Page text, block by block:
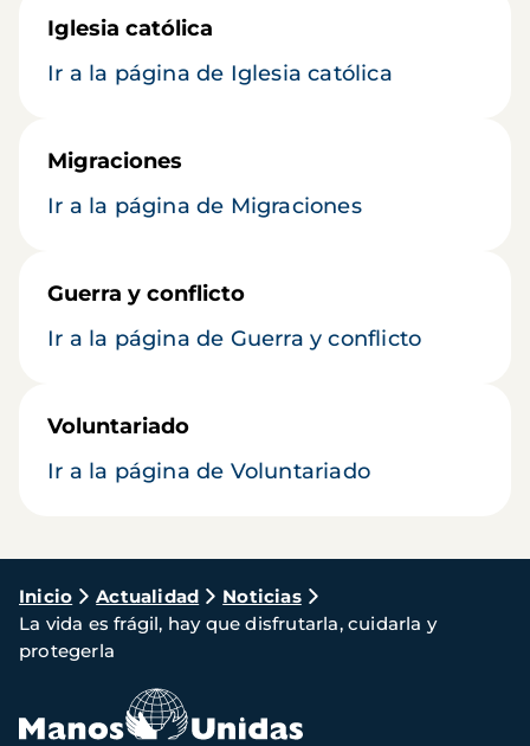
Iglesia católica
Ir a la página de Iglesia católica
Migraciones
Ir a la página de Migraciones
Guerra y conflicto
Ir a la página de Guerra y conflicto
Voluntariado
Ir a la página de Voluntariado
Ruta
de
navegación
Inicio Actualidad
Noticias
La vida es frágil, hay que disfrutarla, cuidarla y
protegerla